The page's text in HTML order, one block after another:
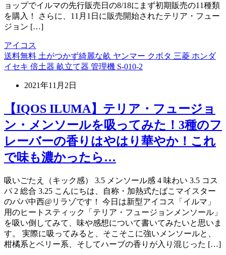
ョップでイルマの先行販売日の8/18にまず初期販売の11種類
を購入！ さらに、11月1日に販売開始されたテリア・フュー
ジョン […]
アイコス
送料無料 土がつかず綺麗な畝 ヤンマー クボタ 三菱 ホンダ
イセキ 倍土器 畝立て器 管理機 S-010-2
2021年11月2日
【IQOS ILUMA】テリア・フュージョ
ン・メンソールを吸ってみた！3種のフ
レーバーの香りはやはり華やか！これ
で味も濃かったら…
吸いごたえ（キック感） 3.5 メンソール感 4 味わい 3.5 コス
パ 2 総合 3.25 こんにちは、自称・加熱式たばこマイスター
のパパ中西@リラゾです！ 今日は新型アイコス「イルマ」
用のヒートスティック「テリア・フュージョンメンソール」
を吸い倒してみて、味や感想について書いてみたいと思いま
す。 実際に吸ってみると、そこそこに強いメンソールと、
柑橘系とベリー系、そしてハーブの香りが入り混じった […]